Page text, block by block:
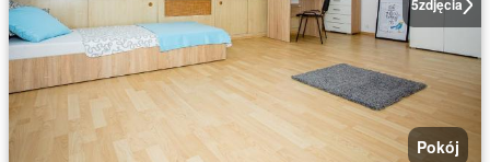
5zdjęcia
Pokój